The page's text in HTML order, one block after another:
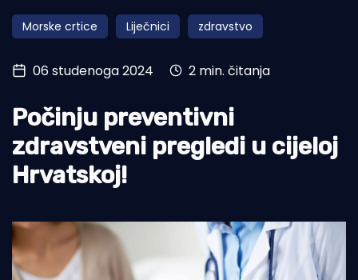
Obala
Otoci
Turizam i nautika
Pomorstvo
Ribolov
Ekologija
Morske crtice Liječnici zdravstvo
06 studenoga 2024 2 min. čitanja
Počinju preventivni
zdravstveni pregledi u cijeloj
Hrvatskoj!